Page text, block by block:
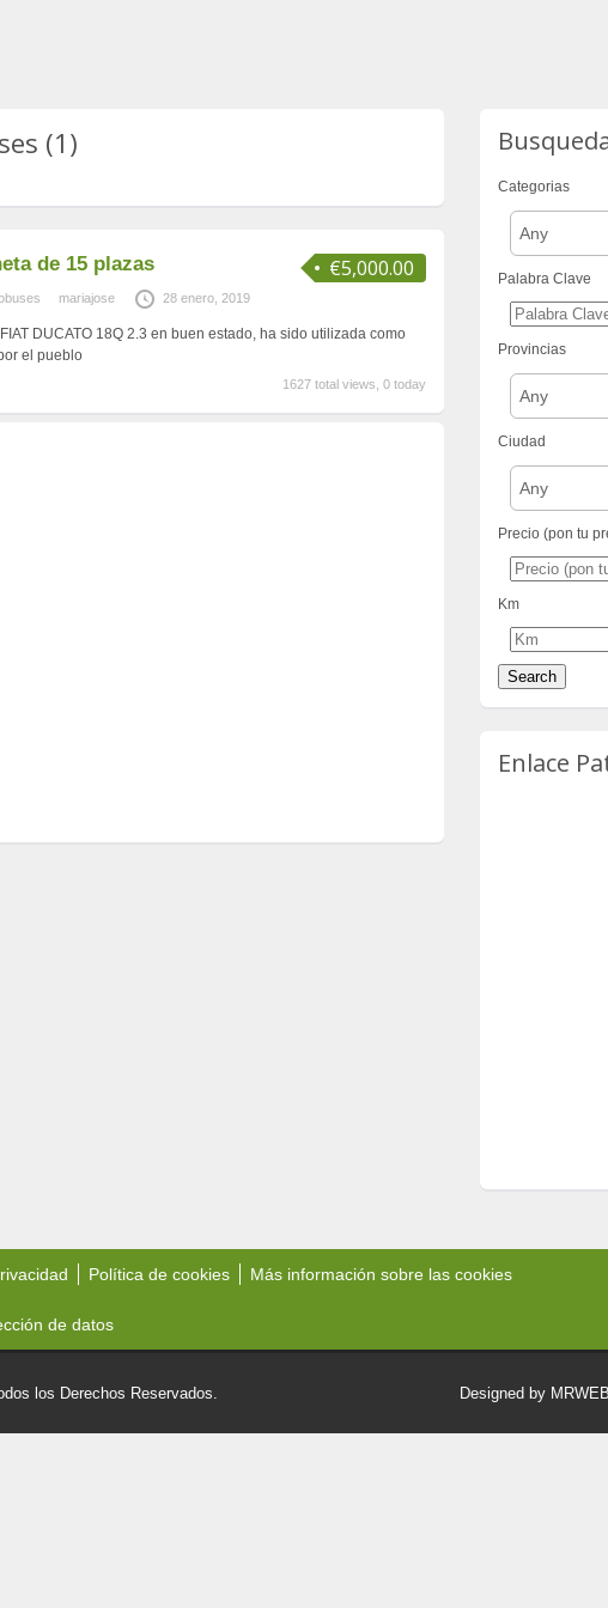
(1)
€5,000.00
de 15 plazas
mariajose 28 enero, 2019
DUCATO 18Q 2.3 en buen estado, ha sido utilizada como
el pueblo
1627 total views, 0 today
Categorias
Any
Palabra Clave
Provincias
Any
Ciudad
Any
Precio (pon tu
Km
Enlace
Política de cookies Más información sobre las cookies
de datos
los Derechos Reservados. Designed by